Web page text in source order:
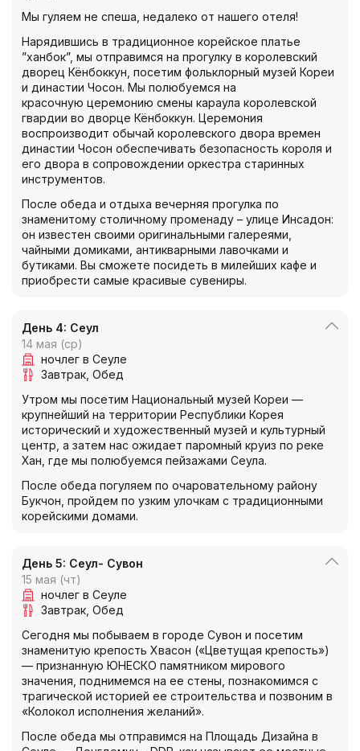
Мы гуляем не спеша, недалеко от нашего отеля!
Нарядившись в традиционное корейское платье
”ханбок”, мы отправимся на прогулку в королевский
дворец Кёнбоккун, посетим фольклорный музей Кореи
и династии Чосон. Мы полюбуемся на
красочную церемонию смены караула королевской
гвардии во дворце Кёнбоккун. Церемония
воспроизводит обычай королевского двора времен
династии Чосон обеспечивать безопасность короля и
его двора в сопровождении оркестра старинных
инструментов.
После обеда и отдыха вечерняя прогулка по
знаменитому столичному променаду – улице Инсадон:
он известен своими оригинальными галереями,
чайными домиками, антикварными лавочками и
бутиками. Вы сможете посидеть в милейших кафе и
приобрести самые красивые сувениры.
День 4: Сеул
14 мая (ср)
ночлег в Сеуле
Завтрак Обед
Утром мы посетим Национальный музей Кореи —
крупнейший на территории Республики Корея
исторический и художественный музей и культурный
центр, а затем нас ожидает паромный круиз по реке
Хан, где мы полюбуемся пейзажами Сеула.
После обеда погуляем по очаровательному району
Букчон, пройдем по узким улочкам с традиционными
корейскими домами.
День 5: Сеул- Сувон
15 мая (чт)
ночлег в Сеуле
Завтрак Обед
Сегодня мы побываем в городе Сувон и посетим
знаменитую крепость Хвасон («Цветущая крепость»)
— признанную ЮНЕСКО памятником мирового
значения, поднимемся на ее стены, познакомимся с
трагической историей ее строительства и позвоним в
«Колокол исполнения желаний».
После обеда мы отправимся на Площадь Дизайна в